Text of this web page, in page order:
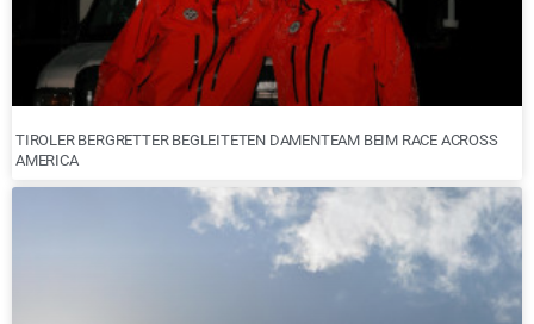
TIROLER BERGRETTER BEGLEITETEN DAMENTEAM BEIM RACE ACROSS
AMERICA